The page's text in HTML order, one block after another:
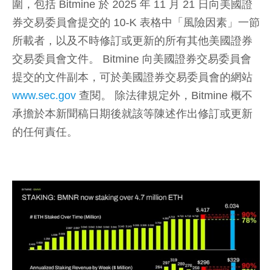
圍，包括 Bitmine 於 2025 年 11 月 21 日向美國證
券交易委員會提交的 10-K 表格中「風險因素」一節
所載者，以及不時修訂或更新的所有其他美國證券
交易委員會文件。 Bitmine 向美國證券交易委員會
提交的文件副本，可於美國證券交易委員會的網站
www.sec.gov 查閱。 除法律規定外，Bitmine 概不
承擔於本新聞稿日期後就該等陳述作出修訂或更新
的任何責任。